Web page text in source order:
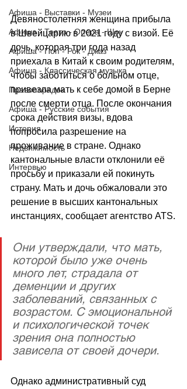
Афиша - Выставки - Музеи
Афиша - Театр - Опера - Шоу
Афиша - Поп - Рок - Джаз
Афиша - Классическая музыка
Правопорядок
Афиша - Русские события
История
Недвижимость
Интервью
Девяностолетняя женщина прибыла
в Швейцарию в 2021 году с визой. Её
дочь, которая три года назад
приехала в Китай к своим родителям,
чтобы заботиться о больном отце,
привезла мать к себе домой в Берне
после смерти отца. После окончания
срока действия визы, вдова
попросила разрешение на
проживание в стране. Однако
кантональные власти отклонили её
просьбу и приказали ей покинуть
страну. Мать и дочь обжаловали это
решение в высших кантональных
инстанциях, сообщает агентство ATS.
Они утверждали, что мать,
которой было уже очень
много лет, страдала от
деменции и других
заболеваний, связанных с
возрастом. С эмоциональной
и психологической точек
зрения она полностью
зависела от своей дочери.
Однако административный суд